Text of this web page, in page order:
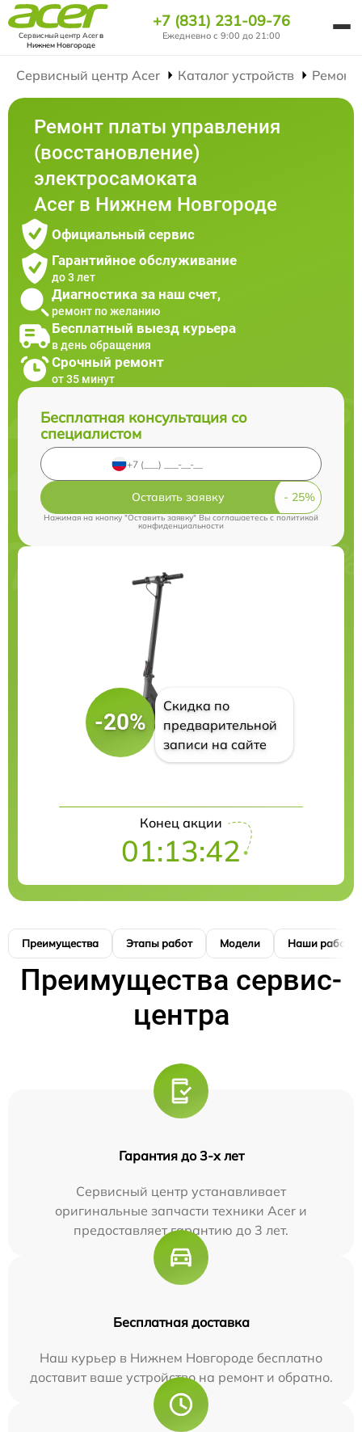
Сервисный центр Acerв
Нижнем Новгороде
+7 (831) 231-09-76
Ежедневно с 9:00 до 21:00
Сервисный центр Acer Каталог устройств Ремонт
Ремонт платы управления
(восстановление)
электросамоката
Acer в Нижнем Новгороде
Официальный сервис
Гарантийное обслуживание
до 3 лет
Диагностика за наш счет,
ремонт по желанию
Бесплатный выезд курьера
в день обращения
Срочный ремонт
от 35 минут
Бесплатная консультация со
специалистом
Оставить заявку
Нажимая на кнопку "Оставить заявку" Вы соглашаетесь cполитикой
конфиденциальности
-20%
Скидка по
предварительной
записи на сайте
Конец акции
01:13:41
Преимущества Этапы работ Модели Наши работы
Преимущества сервис-
центра
Гарантия до 3-х лет
Сервисный центр устанавливает
оригинальные запчасти техники Acer и
предоставляет гарантию до 3 лет.
Бесплатная доставка
Наш курьер в Нижнем Новгороде бесплатно
доставит ваше устройство на ремонт и обратно.